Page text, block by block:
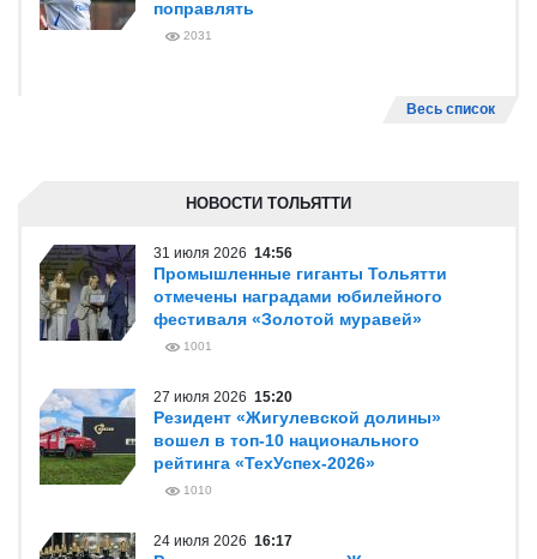
поправлять
2031
Весь список
НОВОСТИ ТОЛЬЯТТИ
31 июля 2026 14:56
Промышленные гиганты Тольятти
отмечены наградами юбилейного
фестиваля «Золотой муравей»
1001
27 июля 2026 15:20
Резидент «Жигулевской долины»
вошел в топ-10 национального
рейтинга «ТехУспех-2026»
1010
24 июля 2026 16:17